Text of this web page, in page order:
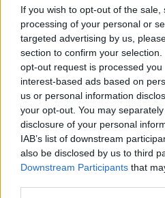
If you wish to opt-out of the
processing of your personal or
targeted advertising by us,
section to confirm your
opt-out request is processed
interest-based ads based on
us or personal information
your opt-out. You may
disclosure of your personal
IAB’s list of downstream
also be disclosed by us to third
Downstream Participants that
στο
Newsroom